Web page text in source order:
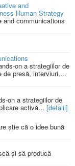
and
Human Strategy
and communications
on a strategiilor de
de presă, interviuri,...
on a strategiilor de
activă... [detalii]
știe că o idee bună
și să producă